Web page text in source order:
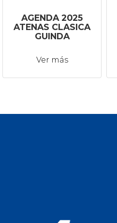
AGENDA 2025
ATENAS CLASICA
GUINDA
Ver más